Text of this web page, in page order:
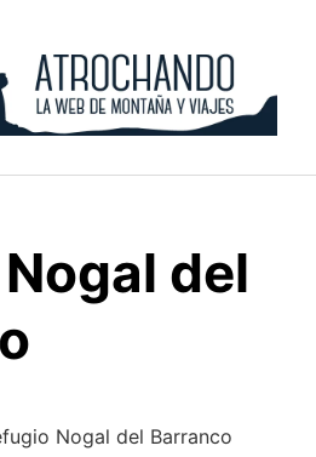
del
Nogal del Barranco